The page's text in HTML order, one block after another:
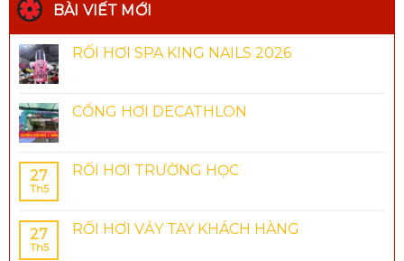
BÀI VIẾT MỚI
RỐI HƠI SPA KING NAILS 2026
CỔNG HƠI DECATHLON
27
Th5
RỐI HƠI TRƯỜNG HỌC
27
Th5
RỐI HƠI VẢY TAY KHÁCH HÀNG